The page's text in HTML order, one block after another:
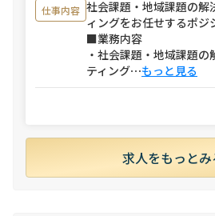
仕事内容 社会課題・地域課題の解
ィングをお任せするポジ
■業務内容
・社会課題・地域課題
ティング⋯もっと見る
求人をもっとみ